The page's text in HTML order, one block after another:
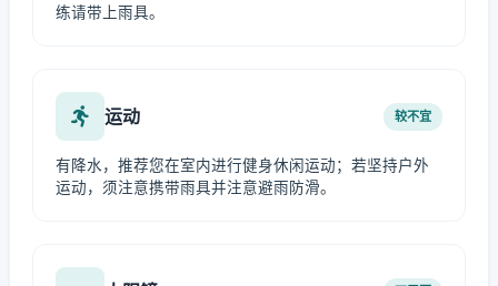
练请带上雨具。
运动 较不宜
有降水，推荐您在室内进行健身休闲运动；若坚持户外
运动，须注意携带雨具并注意避雨防滑。